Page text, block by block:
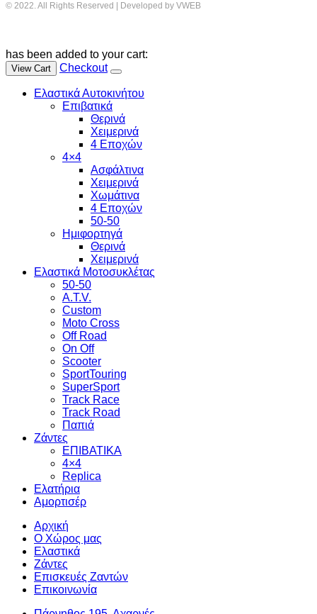
© 2022. All Rights Reserved | Developed by VWEB
has been added to your cart:
View Cart Checkout
Ελαστικά Αυτοκινήτου
Επιβατικά
Θερινά
Χειμερινά
4 Εποχών
4×4
Ασφάλτινα
Χειμερινά
Χωμάτινα
4 Εποχών
50-50
Ημιφορτηγά
Θερινά
Χειμερινά
Ελαστικά Μοτοσυκλέτας
50-50
A.T.V.
Custom
Moto Cross
Off Road
On Off
Scooter
SportTouring
SuperSport
Track Race
Track Road
Παπιά
Ζάντες
ΕΠΙΒΑΤΙΚΑ
4×4
Replica
Ελατήρια
Αμορτισέρ
Αρχική
Ο Χώρος μας
Ελαστικά
Ζάντες
Επισκευές Ζαντών
Επικοινωνία